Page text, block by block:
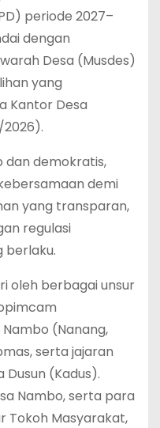
periode 2027–
dengan
Desa (Musdes)
yang
Kantor Desa
dan demokratis,
demi
yang transparan,
regulasi
berlaku.
oleh berbagai unsur
(Nanang,
serta jajaran
Dusun (Kadus).
Nambo, serta para
Tokoh Masyarakat,